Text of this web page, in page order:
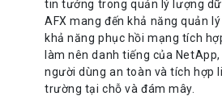
tin tưởng trong quản lý lượng dữ
AFX mang đến khả năng quản
khả năng phục hồi mạng tích
làm nên danh tiếng của
người dùng an toàn và tích hợp
trường tại chỗ và đám mây.